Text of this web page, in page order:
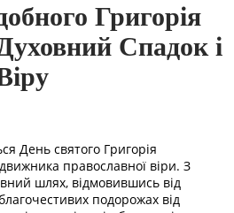
Григорія
Спадок і
День святого Григорія
православної віри. З
шлях, відмовившись від
подорожах від